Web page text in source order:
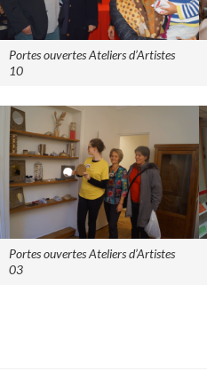
Portes ouvertes Ateliers d’Artistes
10
Portes ouvertes Ateliers d’Artistes
03